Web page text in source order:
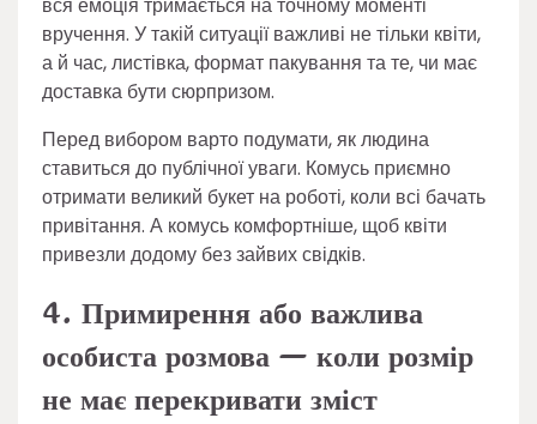
вручення. У такій ситуації важливі не тільки квіти,
а й час, листівка, формат пакування та те, чи має
доставка бути сюрпризом.
Перед вибором варто подумати, як людина
ставиться до публічної уваги. Комусь приємно
отримати великий букет на роботі, коли всі бачать
привітання. А комусь комфортніше, щоб квіти
привезли додому без зайвих свідків.
4. Примирення або важлива
особиста розмова — коли розмір
не має перекривати зміст